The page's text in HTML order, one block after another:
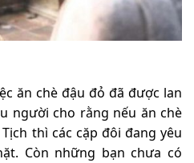
ăn chè đậu đỏ đã được lan
người cho rằng nếu ăn chè
thì các cặp đôi đang yêu
Còn những bạn chưa có